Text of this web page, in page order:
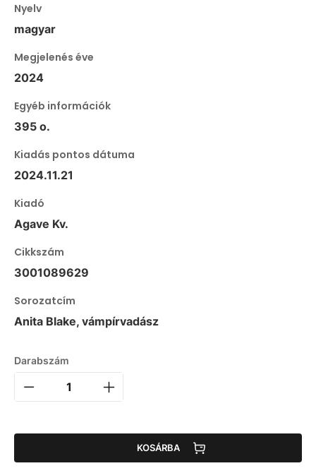
Nyelv
magyar
Megjelenés éve
2024
Egyéb információk
395 o.
Kiadás pontos dátuma
2024.11.21
Kiadó
Agave Kv.
Cikkszám
3001089629
Sorozatcím
Anita Blake, vámpírvadász
Darabszám
KOSÁRBA